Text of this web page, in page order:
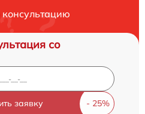
со
заявку